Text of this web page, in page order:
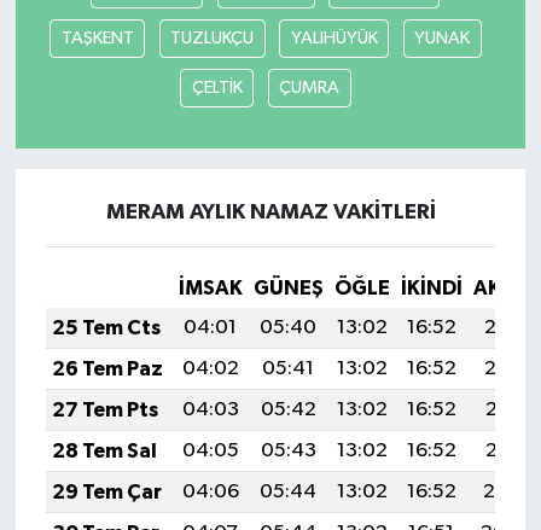
TAŞKENT TUZLUKÇU YALIHÜYÜK YUNAK
ÇELTİK ÇUMRA
MERAM AYLIK NAMAZ VAKITLERI
İMSAK GÜNEŞ ÖĞLE İKINDI
25 Tem Cts
04:01 05:40 13:02 16:52
20:13
26 Tem Paz
04:02 05:41 13:02 16:52
20:12
27 Tem Pts
04:03 05:42 13:02 16:52
20:11
28 Tem Sal
04:05 05:43 13:02 16:52
20:11
29 Tem Çar
04:06 05:44 13:02 16:52
20:10